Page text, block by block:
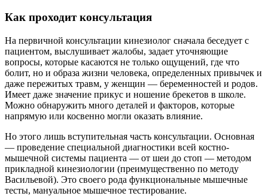
Как проходит консультация
На первичной консультации кинезиолог сначала беседует с
пациентом, выслушивает жалобы, задает уточняющие
вопросы, которые касаются не только ощущений, где что
болит, но и образа жизни человека, определенных привычек и
даже пережитых травм, у женщин — беременностей и родов.
Имеет даже значение прикус и ношение брекетов в школе.
Можно обнаружить много деталей и факторов, которые
напрямую или косвенно могли оказать влияние.
Но этого лишь вступительная часть консультации. Основная
— проведение специальной диагностики всей костно-
мышечной системы пациента — от шеи до стоп — методом
прикладной кинезиологии (преимущественно по методу
Васильевой). Это своего рода функциональные мышечные
тесты, мануальное мышечное тестирование.